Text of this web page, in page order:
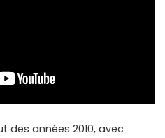
des années 2010, avec